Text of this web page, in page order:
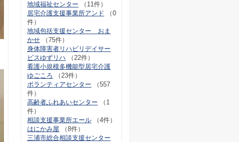
地域福祉センター （11件）
居宅介護支援事業所アンド （0
件）
地域包括支援センター おま
かせ （75件）
身体障害者リハビリデイサー
ビスゆずリハ （22件）
看護小規模多機能型居宅介護
ゆごころ （23件）
ボランティアセンター （557
件）
高齢者ふれあいセンター （1
件）
相談支援事業所エール （4件）
はにかみ屋 （8件）
三浦市総合相談支援センター